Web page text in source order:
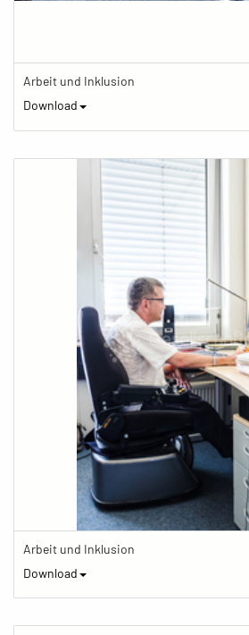
Arbeit und Inklusion
Download
Arbeit und Inklusion
Download